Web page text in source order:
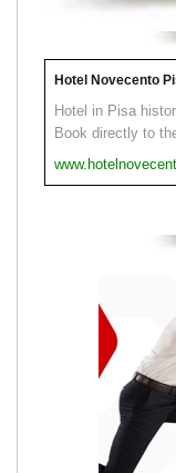
Hotel Novecento
Hotel in Pisa
Book directly to